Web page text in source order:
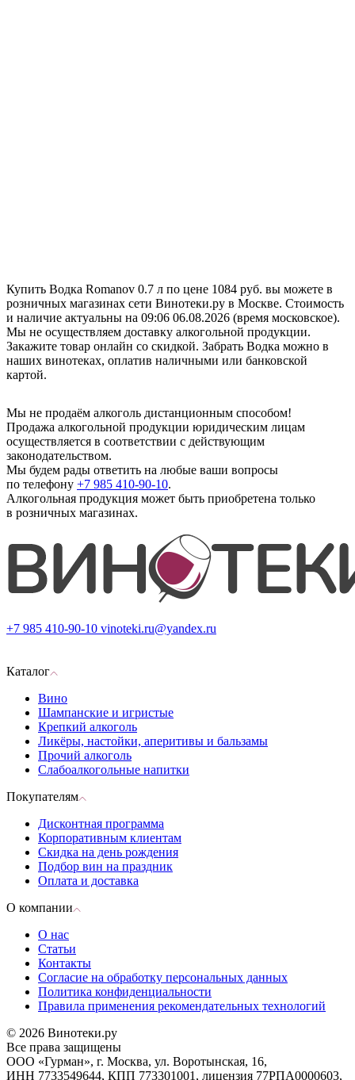
Купить Водка Romanov 0.7 л по цене 1084 руб. вы можете в
розничных магазинах сети Винотеки.ру в Москве. Стоимость
и наличие актуальны на 09:06 06.08.2026 (время московское).
Мы не осуществляем доставку алкогольной продукции.
Закажите товар онлайн со скидкой. Забрать Водка можно в
наших винотеках, оплатив наличными или банковской
картой.
Мы не продаём алкоголь дистанционным способом!
Продажа алкогольной продукции юридическим лицам
осуществляется в соответствии с действующим
законодательством.
Мы будем рады ответить на любые ваши вопросы
по телефону +7 985 410-90-10.
Алкогольная продукция может быть приобретена только
в розничных магазинах.
+7 985 410-90-10 vinoteki.ru@yandex.ru
Каталог
Вино
Шампанские и игристые
Крепкий алкоголь
Ликёры, настойки, аперитивы и бальзамы
Прочий алкоголь
Слабоалкогольные напитки
Покупателям
Дисконтная программа
Корпоративным клиентам
Скидка на день рождения
Подбор вин на праздник
Оплата и доставка
О компании
О нас
Статьи
Контакты
Согласие на обработку персональных данных
Политика конфиденциальности
Правила применения рекомендательных технологий
© 2026 Винотеки.ру
Все права защищены
ООО «Гурман», г. Москва, ул. Воротынская, 16,
ИНН 7733549644, КПП 773301001, лицензия 77РПА0000603,